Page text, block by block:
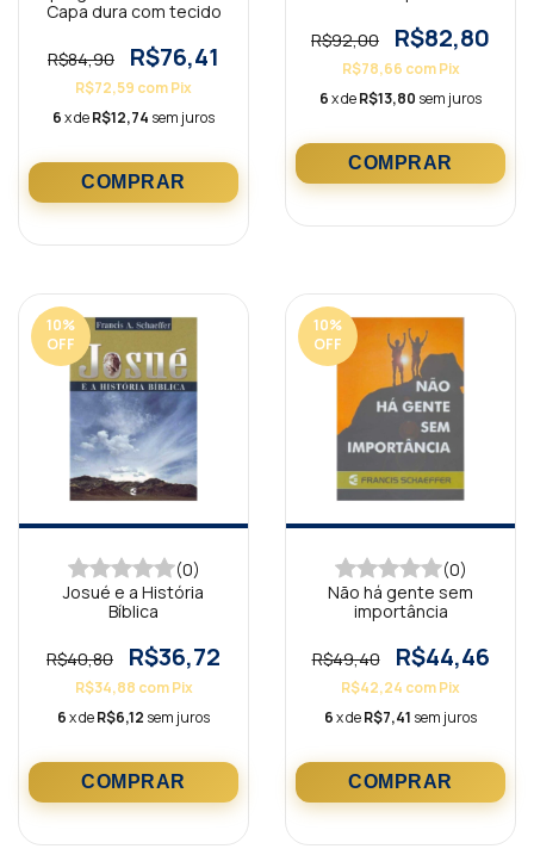
Capa dura com tecido
R$84,90 R$76,41
R$72,59 comPix
6x deR$12,74 sem juros
R$92,00 R$82,80
R$78,66 com Pix
6x deR$13,80 sem juros
10%
OFF
(0)
Josué e a História
Bíblica
R$40,80 R$36,72
R$34,88 com Pix
6x deR$6,12 sem juros
10%
OFF
(0)
Não há gente sem
importância
R$49,40 R$44,46
R$42,24 comPix
6x deR$7,41 sem juros